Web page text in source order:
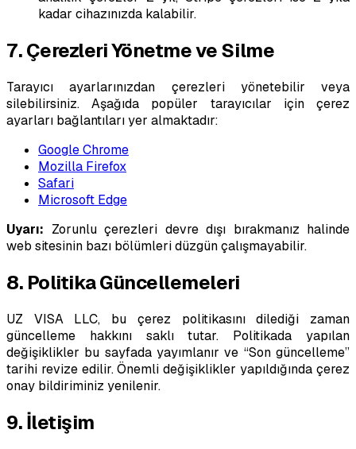
kadar cihazınızda kalabilir.
7. Çerezleri Yönetme ve Silme
Tarayıcı ayarlarınızdan çerezleri yönetebilir veya
silebilirsiniz. Aşağıda popüler tarayıcılar için çerez
ayarları bağlantıları yer almaktadır:
Google Chrome
Mozilla Firefox
Safari
Microsoft Edge
Uyarı: Zorunlu çerezleri devre dışı bırakmanız halinde
web sitesinin bazı bölümleri düzgün çalışmayabilir.
8. Politika Güncellemeleri
UZ VISA LLC, bu çerez politikasını dilediği zaman
güncelleme hakkını saklı tutar. Politikada yapılan
değişiklikler bu sayfada yayımlanır ve “Son güncelleme”
tarihi revize edilir. Önemli değişiklikler yapıldığında çerez
onay bildiriminiz yenilenir.
9. İletişim